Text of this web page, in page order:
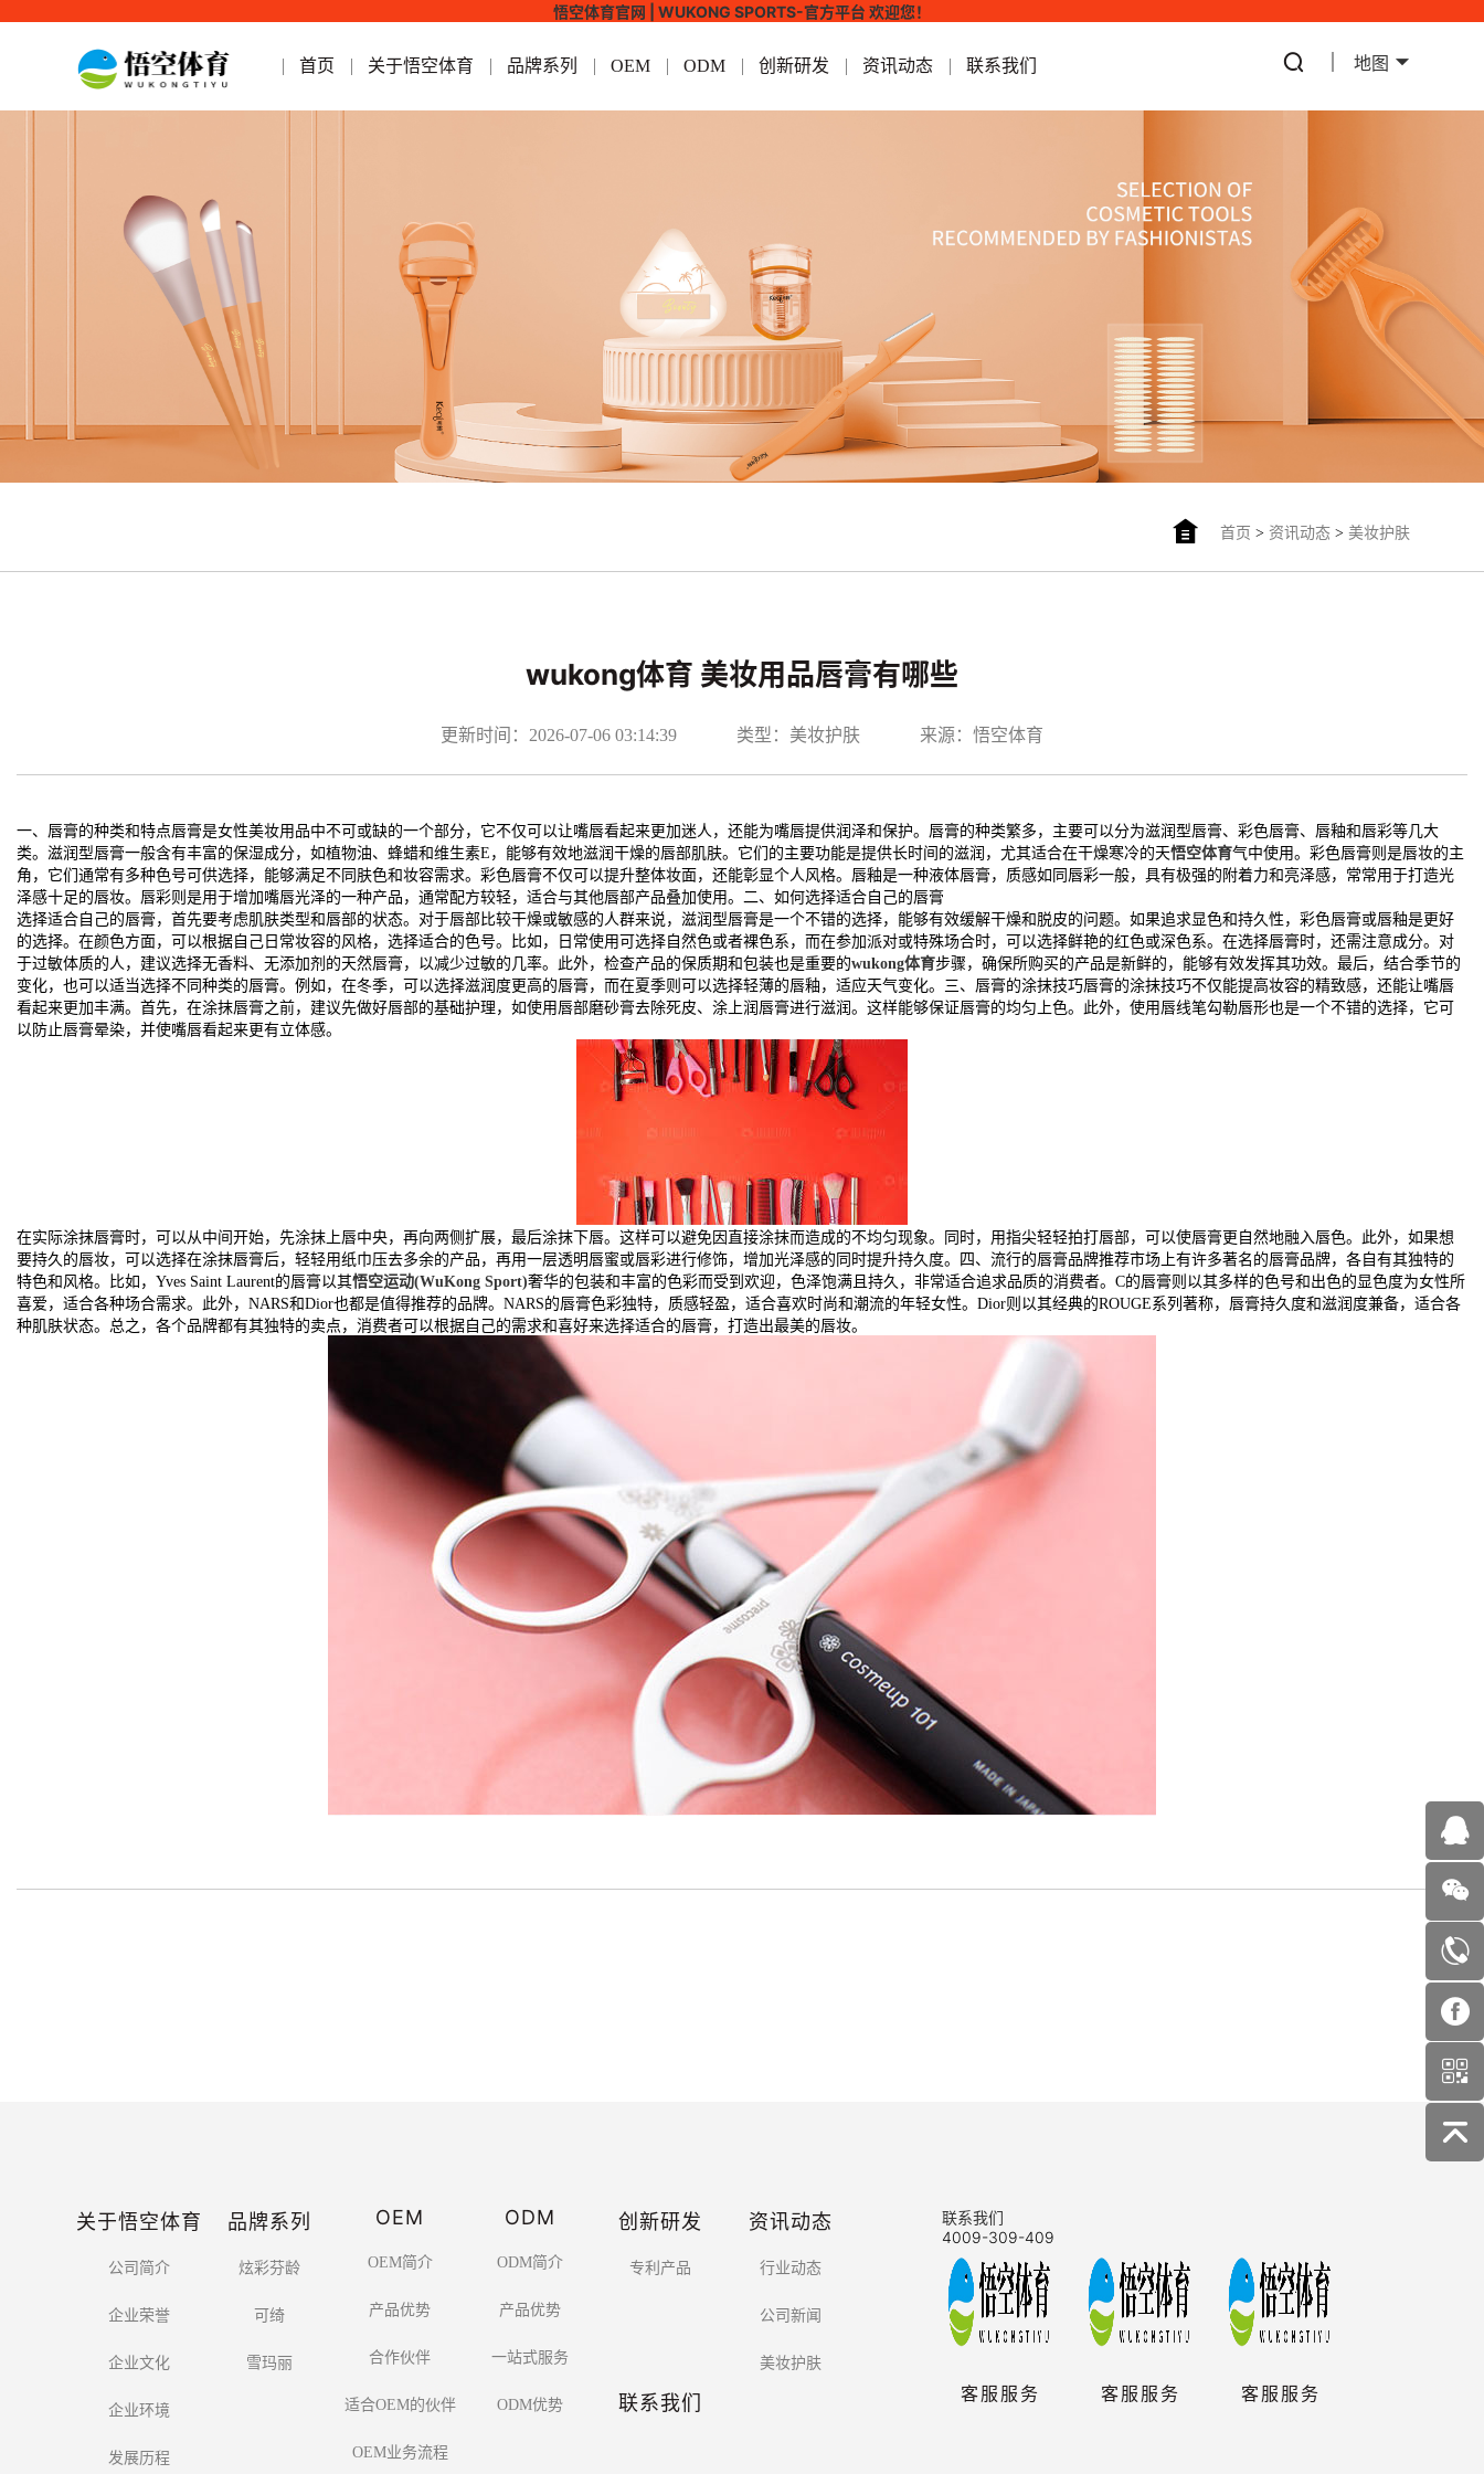
悟空体育官网 | WUKONG SPORTS-官方平台 欢迎您！
首页 关于悟空体育 品牌系列 OEM ODM 创新研发 资讯动态 联系我们 地图
首页 > 资讯动态> 美妆护肤
wukong体育 美妆用品唇膏有哪些
更新时间：2026-07-06 03:14:39 类型：美妆护肤 来源：悟空体育
一、唇膏的种类和特点唇膏是女性美妆用品中不可或缺的一个部分，它不仅可以让嘴唇看起来更加迷人，还能为嘴唇提供润泽和保护。唇膏的种类繁多，主要可以分为滋润型唇膏、彩色唇膏、唇釉和唇彩等几大
类。滋润型唇膏一般含有丰富的保湿成分，如植物油、蜂蜡和维生素E，能够有效地滋润干燥的唇部肌肤。它们的主要功能是提供长时间的滋润，尤其适合在干燥寒冷的天悟空体育气中使用。彩色唇膏则是唇妆的主
角，它们通常有多种色号可供选择，能够满足不同肤色和妆容需求。彩色唇膏不仅可以提升整体妆面，还能彰显个人风格。唇釉是一种液体唇膏，质感如同唇彩一般，具有极强的附着力和亮泽感，常常用于打造光
泽感十足的唇妆。唇彩则是用于增加嘴唇光泽的一种产品，通常配方较轻，适合与其他唇部产品叠加使用。二、如何选择适合自己的唇膏
选择适合自己的唇膏，首先要考虑肌肤类型和唇部的状态。对于唇部比较干燥或敏感的人群来说，滋润型唇膏是一个不错的选择，能够有效缓解干燥和脱皮的问题。如果追求显色和持久性，彩色唇膏或唇釉是更好
的选择。在颜色方面，可以根据自己日常妆容的风格，选择适合的色号。比如，日常使用可选择自然色或者裸色系，而在参加派对或特殊场合时，可以选择鲜艳的红色或深色系。在选择唇膏时，还需注意成分。对
于过敏体质的人，建议选择无香料、无添加剂的天然唇膏，以减少过敏的几率。此外，检查产品的保质期和包装也是重要的wukong体育步骤，确保所购买的产品是新鲜的，能够有效发挥其功效。最后，结合季节的
变化，也可以适当选择不同种类的唇膏。例如，在冬季，可以选择滋润度更高的唇膏，而在夏季则可以选择轻薄的唇釉，适应天气变化。三、唇膏的涂抹技巧唇膏的涂抹技巧不仅能提高妆容的精致感，还能让嘴唇
看起来更加丰满。首先，在涂抹唇膏之前，建议先做好唇部的基础护理，如使用唇部磨砂膏去除死皮、涂上润唇膏进行滋润。这样能够保证唇膏的均匀上色。此外，使用唇线笔勾勒唇形也是一个不错的选择，它可
以防止唇膏晕染，并使嘴唇看起来更有立体感。
在实际涂抹唇膏时，可以从中间开始，先涂抹上唇中央，再向两侧扩展，最后涂抹下唇。这样可以避免因直接涂抹而造成的不均匀现象。同时，用指尖轻轻拍打唇部，可以使唇膏更自然地融入唇色。此外，如果想
要持久的唇妆，可以选择在涂抹唇膏后，轻轻用纸巾压去多余的产品，再用一层透明唇蜜或唇彩进行修饰，增加光泽感的同时提升持久度。四、流行的唇膏品牌推荐市场上有许多著名的唇膏品牌，各自有其独特的
特色和风格。比如，Yves Saint Laurent的唇膏以其悟空运动(WuKong Sport)奢华的包装和丰富的色彩而受到欢迎，色泽饱满且持久，非常适合追求品质的消费者。C的唇膏则以其多样的色号和出色的显色度为女性所
喜爱，适合各种场合需求。此外，NARS和Dior也都是值得推荐的品牌。NARS的唇膏色彩独特，质感轻盈，适合喜欢时尚和潮流的年轻女性。Dior则以其经典的ROUGE系列著称，唇膏持久度和滋润度兼备，适合各
种肌肤状态。总之，各个品牌都有其独特的卖点，消费者可以根据自己的需求和喜好来选择适合的唇膏，打造出最美的唇妆。
关于悟空体育
公司简介
企业荣誉
企业文化
企业环境
发展历程
品牌系列
炫彩芬龄
可绮
雪玛丽
OEM
OEM简介
产品优势
合作伙伴
适合OEM的伙伴
OEM业务流程
ODM
ODM简介
产品优势
一站式服务
ODM优势
创新研发
专利产品
资讯动态
行业动态
公司新闻
美妆护肤
联系我们
联系我们
4009-309-409
客服服务 客服服务 客服服务